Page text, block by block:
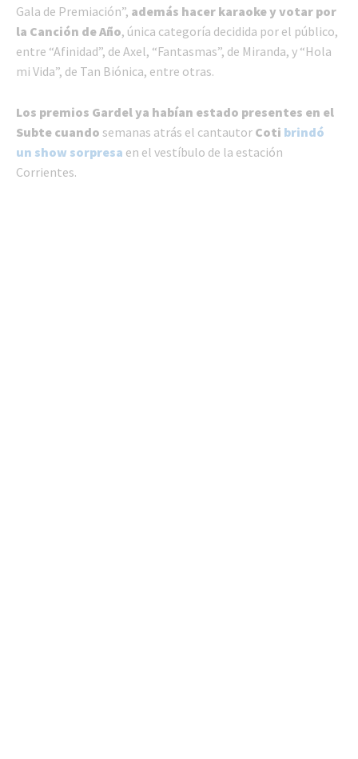
Gala de Premiación”, además hacer karaoke y votar por
la Canción de Año, única categoría decidida por el público,
entre “Afinidad”, de Axel, “Fantasmas”, de Miranda, y “Hola
mi Vida”, de Tan Biónica, entre otras.
Los premios Gardel ya habían estado presentes en el
Subte cuando semanas atrás el cantautor Coti brindó
un show sorpresa en el vestíbulo de la estación
Corrientes.